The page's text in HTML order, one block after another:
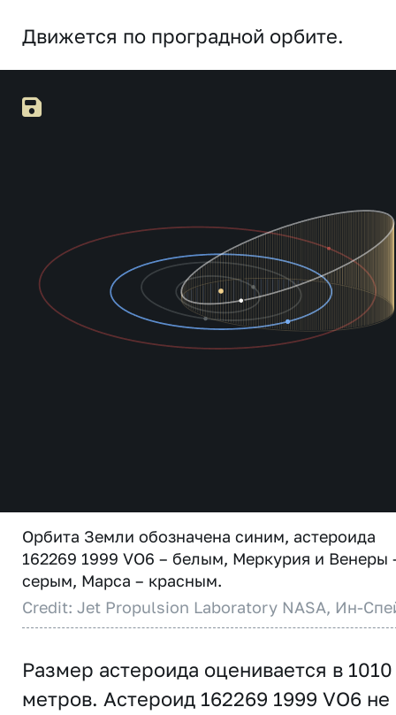
Движется по проградной орбите.
Орбита Земли обозначена синим, астероида
162269 1999 VO6 – белым, Меркурия и Венеры
серым, Марса – красным.
Credit: Jet Propulsion Laboratory NASA, Ин-
Размер астероида оценивается в 1010
метров. Астероид 162269 1999 VO6 не